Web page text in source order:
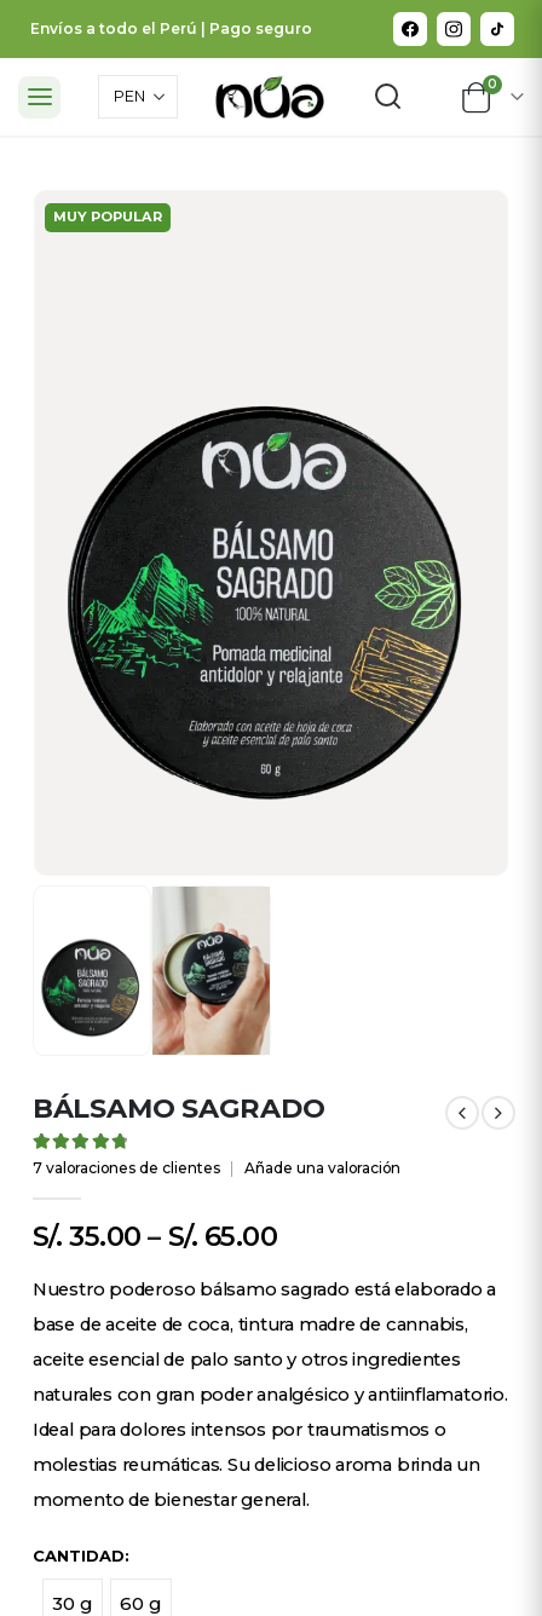
Envíos a todo el Perú | Pago seguro
0
MUY POPULAR
BÁLSAMO SAGRADO
4.88out of 5
7valoraciones de clientes | Añade una valoración
S/. 35.00 – S/. 65.00
Nuestro poderoso bálsamo sagrado está elaborado a
base de aceite de coca, tintura madre de cannabis,
aceite esencial de palo santo y otros ingredientes
naturales con gran poder analgésico y antiinflamatorio.
Ideal para dolores intensos por traumatismos o
molestias reumáticas. Su delicioso aroma brinda un
momento de bienestar general.
CANTIDAD
30 g 60 g